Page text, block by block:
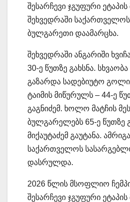
შესარჩევი ჯგუფური
შეხვედრაში საქართველოს
ბულგარეთი დაამარცხა.
შეხვედრაში ანგარიში
30-ე წუთზე გახსნა.
გაზარდა სადებიუტო
ტაიმის მიწურულს – 44-ე
გაგნიძემ. ხოლო მატჩის
ბულგარელებს 65-ე წუთზე
მიქაუტაძემ გაუტანა.
საქართველოს
დასრულდა.
2026 წლის მსოფლიო
შესარჩევი ჯგუფური